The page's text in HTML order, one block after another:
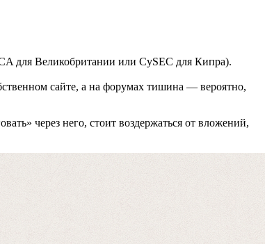
для Великобритании или CySEC для Кипра).
сайте, а на форумах тишина — вероятно,
через него, стоит воздержаться от вложений,